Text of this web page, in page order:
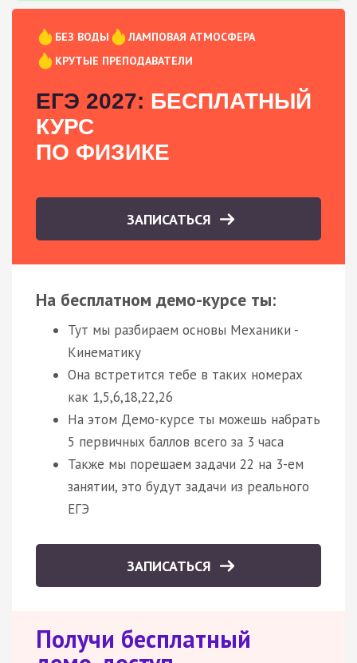
БЕЗ ВОДЫ
ЛАМПОВАЯ АТМОСФЕРА
КРУТЫЕ ПРЕПОДАВАТЕЛИ
ЕГЭ 2027: БЕСПЛАТНЫЙ
КУРС
ПО ФИЗИКЕ
ЗАПИСАТЬСЯ
На бесплатном демо-курсе ты:
Тут мы разбираем основы Механики -
Кинематику
Она встретится тебе в таких номерах
как 1,5,6,18,22,26
На этом Демо-курсе ты можешь набрать
5 первичных баллов всего за 3 часа
Также мы порешаем задачи 22 на 3-ем
занятии, это будут задачи из реального
ЕГЭ
ЗАПИСАТЬСЯ
Получи бесплатный